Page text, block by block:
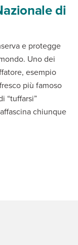
di
e protegge
Uno dei
esempio
più famoso
“tuffarsi”
chiunque